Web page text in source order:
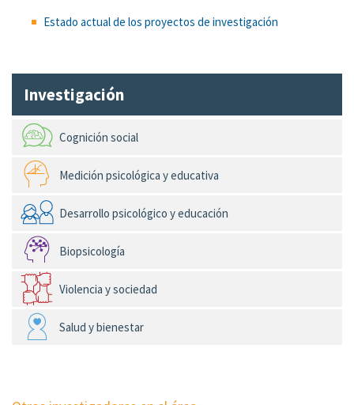
Estado actual de los proyectos de investigación
Investigación
Cognición social
Medición psicológica y educativa
Desarrollo psicológico y educación
Biopsicología
Violencia y sociedad
Salud y bienestar